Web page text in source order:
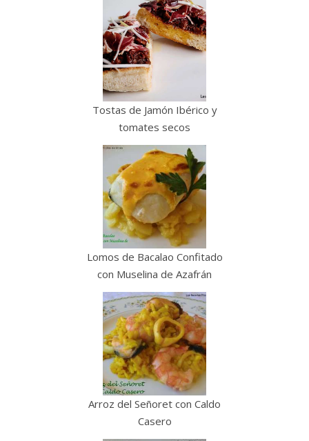
Tostas de Jamón Ibérico y
tomates secos
Lomos de Bacalao Confitado
con Muselina de Azafrán
Arroz del Señoret con Caldo
Casero